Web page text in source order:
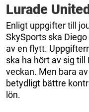
Lurade
Enligt uppgifter till
SkySports ska
av en flytt.
ska ha hört av sig
veckan. Men bara
betydligt bättre
lön.